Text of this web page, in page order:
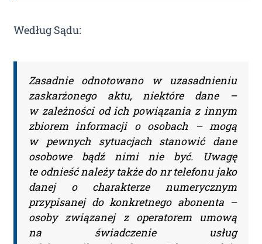
Administratorem Pani/Pana danych osobowych jest
Piotr Liwszic prowadzący działalność gospodarczą
jawneprzezpoufne Piotr Liwszic z siedzibą przy
ul. Grzybowskiej 43, 00-855 Warszawa, NIP: 521-332-36-
17, tel: (+48) 721 621 299, email:
kontakt@judykatura.pl.
Dane osobowe będą przetwarzane w celu realizacji
dostępu do serwisu. Każdej osobie przysługuje prawo
dostępu do swoich danych osobowych, ich
sprostowania, usunięcia, ograniczenia przetwarzania,
przenoszenia, wniesienia sprzeciwu wobec ich
przetwarzania oraz wniesienia skargi do Prezesa
Urzędu Ochrony Danych Osobowych. Więcej informacji
na temat przetwarzania Państwa danych osobowych
Według Sądu:
Zasadnie odnotowano w uzasadnieniu
zaskarżonego aktu, niektóre dane –
w zależności od ich powiązania z innym
zbiorem informacji o osobach – mogą
w pewnych sytuacjach stanowić dane
osobowe bądź nimi nie być. Uwagę
te odnieść należy także do nr telefonu jako
danej o charakterze numerycznym
przypisanej do konkretnego abonenta –
osoby związanej z operatorem umową
na świadczenie usług